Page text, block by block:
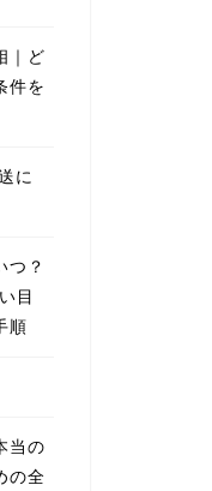
｜ど
件を
に
つ？
目
順
当の
の全